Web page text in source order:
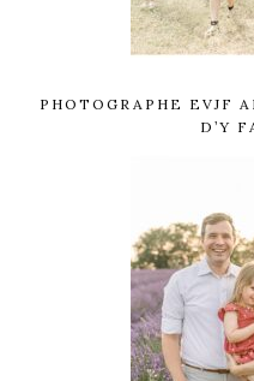
PHOTOGRAPHE EVJF
D’Y